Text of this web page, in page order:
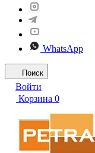
WhatsApp
Поиск
Войти
Корзина 0